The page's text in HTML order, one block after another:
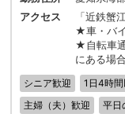
アクセス
「近鉄蟹
★車・バ
★自転車
にある場
シニア歓迎 1日4時間
主婦（夫）歓迎
平日